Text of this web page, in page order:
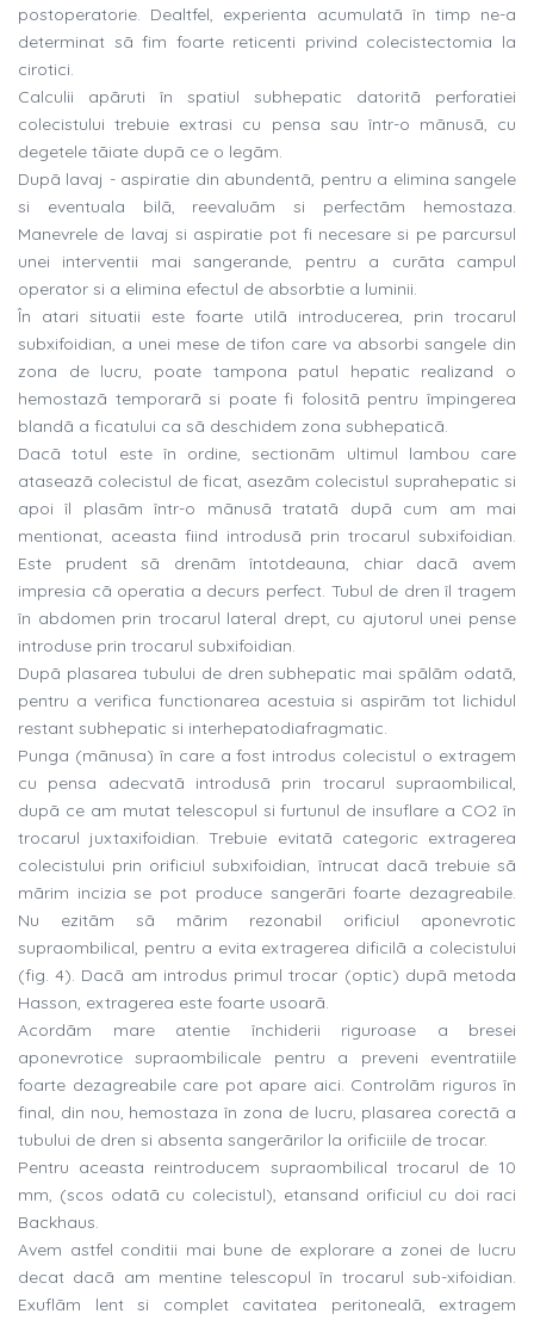
postoperatorie. Dealtfel, experienta acumulatã în timp ne-a
determinat sã fim foarte reticenti privind colecistectomia la
cirotici.
Calculii apãruti în spatiul subhepatic datoritã perforatiei
colecistului trebuie extrasi cu pensa sau într-o mãnusã, cu
degetele tãiate dupã ce o legãm.
Dupã lavaj - aspiratie din abundentã, pentru a elimina sangele
si eventuala bilã, reevaluãm si perfectãm hemostaza.
Manevrele de lavaj si aspiratie pot fi necesare si pe parcursul
unei interventii mai sangerande, pentru a curãta campul
operator si a elimina efectul de absorbtie a luminii.
În atari situatii este foarte utilã introducerea, prin trocarul
subxifoidian, a unei mese de tifon care va absorbi sangele din
zona de lucru, poate tampona patul hepatic realizand o
hemostazã temporarã si poate fi folositã pentru împingerea
blandã a ficatului ca sã deschidem zona subhepaticã.
Dacã totul este în ordine, sectionãm ultimul lambou care
ataseazã colecistul de ficat, asezãm colecistul suprahepatic si
apoi îl plasãm într-o mãnusã tratatã dupã cum am mai
mentionat, aceasta fiind introdusã prin trocarul subxifoidian.
Este prudent sã drenãm întotdeauna, chiar dacã avem
impresia cã operatia a decurs perfect. Tubul de dren îl tragem
în abdomen prin trocarul lateral drept, cu ajutorul unei pense
introduse prin trocarul subxifoidian.
Dupã plasarea tubului de dren subhepatic mai spãlãm odatã,
pentru a verifica functionarea acestuia si aspirãm tot lichidul
restant subhepatic si interhepatodiafragmatic.
Punga (mãnusa) în care a fost introdus colecistul o extragem
cu pensa adecvatã introdusã prin trocarul supraombilical,
dupã ce am mutat telescopul si furtunul de insuflare a CO2 în
trocarul juxtaxifoidian. Trebuie evitatã categoric extragerea
colecistului prin orificiul subxifoidian, întrucat dacã trebuie sã
mãrim incizia se pot produce sangerãri foarte dezagreabile.
Nu ezitãm sã mãrim rezonabil orificiul aponevrotic
supraombilical, pentru a evita extragerea dificilã a colecistului
(fig. 4). Dacã am introdus primul trocar (optic) dupã metoda
Hasson, extragerea este foarte usoarã.
Acordãm mare atentie închiderii riguroase a bresei
aponevrotice supraombilicale pentru a preveni eventratiile
foarte dezagreabile care pot apare aici. Controlãm riguros în
final, din nou, hemostaza în zona de lucru, plasarea corectã a
tubului de dren si absenta sangerãrilor la orificiile de trocar.
Pentru aceasta reintroducem supraombilical trocarul de 10
mm, (scos odatã cu colecistul), etansand orificiul cu doi raci
Backhaus.
Avem astfel conditii mai bune de explorare a zonei de lucru
decat dacã am mentine telescopul în trocarul sub-xifoidian.
Exuflãm lent si complet cavitatea peritonealã, extragem